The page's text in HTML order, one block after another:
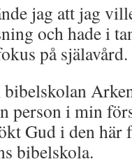
jag att jag
och hade i
på själavård.
person i min
Gud i den här
bibelskola.